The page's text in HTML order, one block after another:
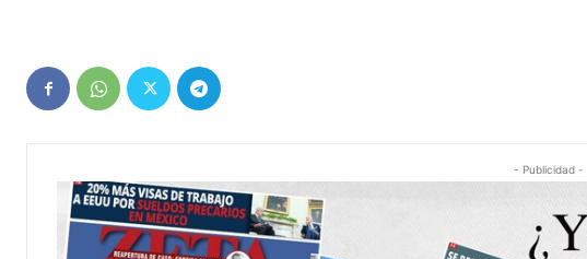
- Publicidad -